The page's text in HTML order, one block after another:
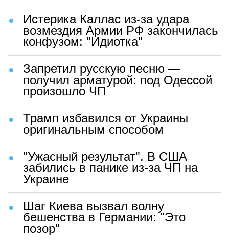
Истерика Каллас из-за удара
возмездия Армии РФ закончилась
конфузом: "Идиотка"
Запретил русскую песню —
получил арматурой: под Одессой
произошло ЧП
Трамп избавился от Украины
оригинальным способом
"Ужасный результат". В США
забились в панике из-за ЧП на
Украине
Шаг Киева вызвал волну
бешенства в Германии: "Это
позор"